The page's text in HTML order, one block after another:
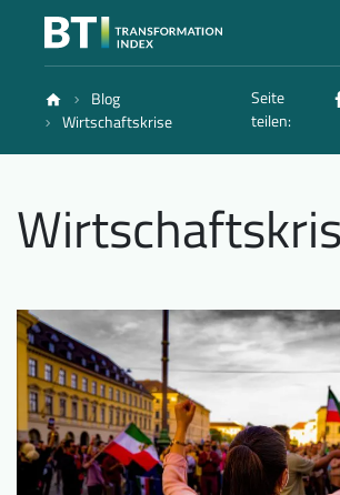
Index
Methode
Blog
Blog
Wirtschaftskrise
Seite
teilen: